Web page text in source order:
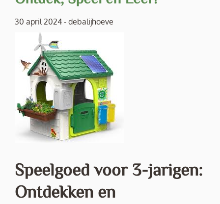
30 april 2024 - debalijhoeve
Speelgoed voor 3-jarigen:
Ontdekken en